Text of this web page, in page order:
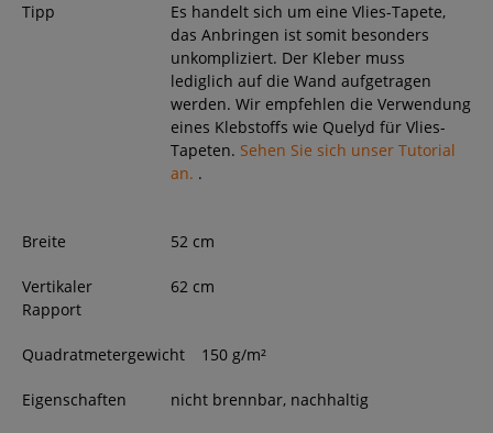
Tipp
Es handelt sich um eine Vlies-Tapete,
das Anbringen ist somit besonders
unkompliziert. Der Kleber muss
lediglich auf die Wand aufgetragen
werden. Wir empfehlen die Verwendung
eines Klebstoffs wie Quelyd für Vlies-
Tapeten. Sehen Sie sich unser Tutorial
an. .
Breite 52 cm
Vertikaler
Rapport
62 cm
Quadratmetergewicht 150 g/m²
Eigenschaften nicht brennbar, nachhaltig